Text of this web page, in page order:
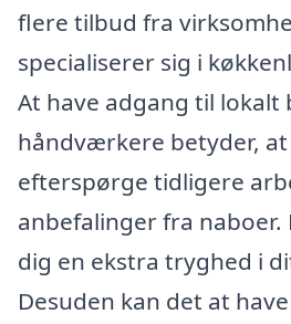
flere tilbud fra
specialiserer sig i
At have adgang til lokalt
håndværkere betyder, at
efterspørge tidligere
anbefalinger fra naboer.
dig en ekstra tryghed i
Desuden kan det at